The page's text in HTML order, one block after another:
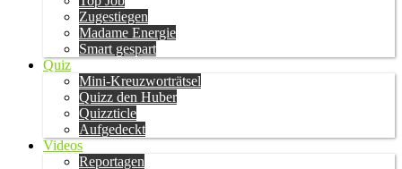
Zugestiegen
Madame Energie
Smart gespart
Quiz
Mini-Kreuzworträtsel
Quizz den Huber
Quizzticle
Aufgedeckt
Videos
Reportagen